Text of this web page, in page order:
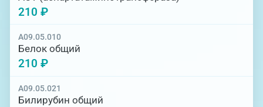
210 ₽
A09.05.010
Белок общий
210 ₽
A09.05.021
Билирубин общий